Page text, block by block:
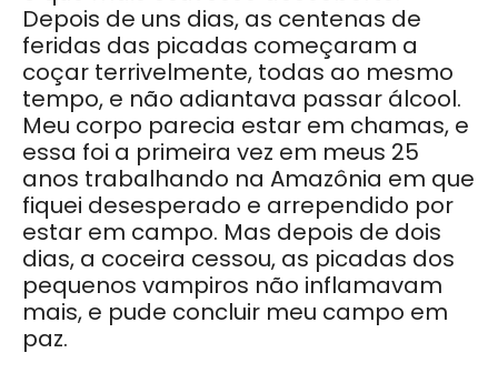
Depois de uns dias, as centenas de
feridas das picadas começaram a
coçar terrivelmente, todas ao mesmo
tempo, e não adiantava passar álcool.
Meu corpo parecia estar em chamas, e
essa foi a primeira vez em meus 25
anos trabalhando na Amazônia em que
fiquei desesperado e arrependido por
estar em campo. Mas depois de dois
dias, a coceira cessou, as picadas dos
pequenos vampiros não inflamavam
mais, e pude concluir meu campo em
paz.